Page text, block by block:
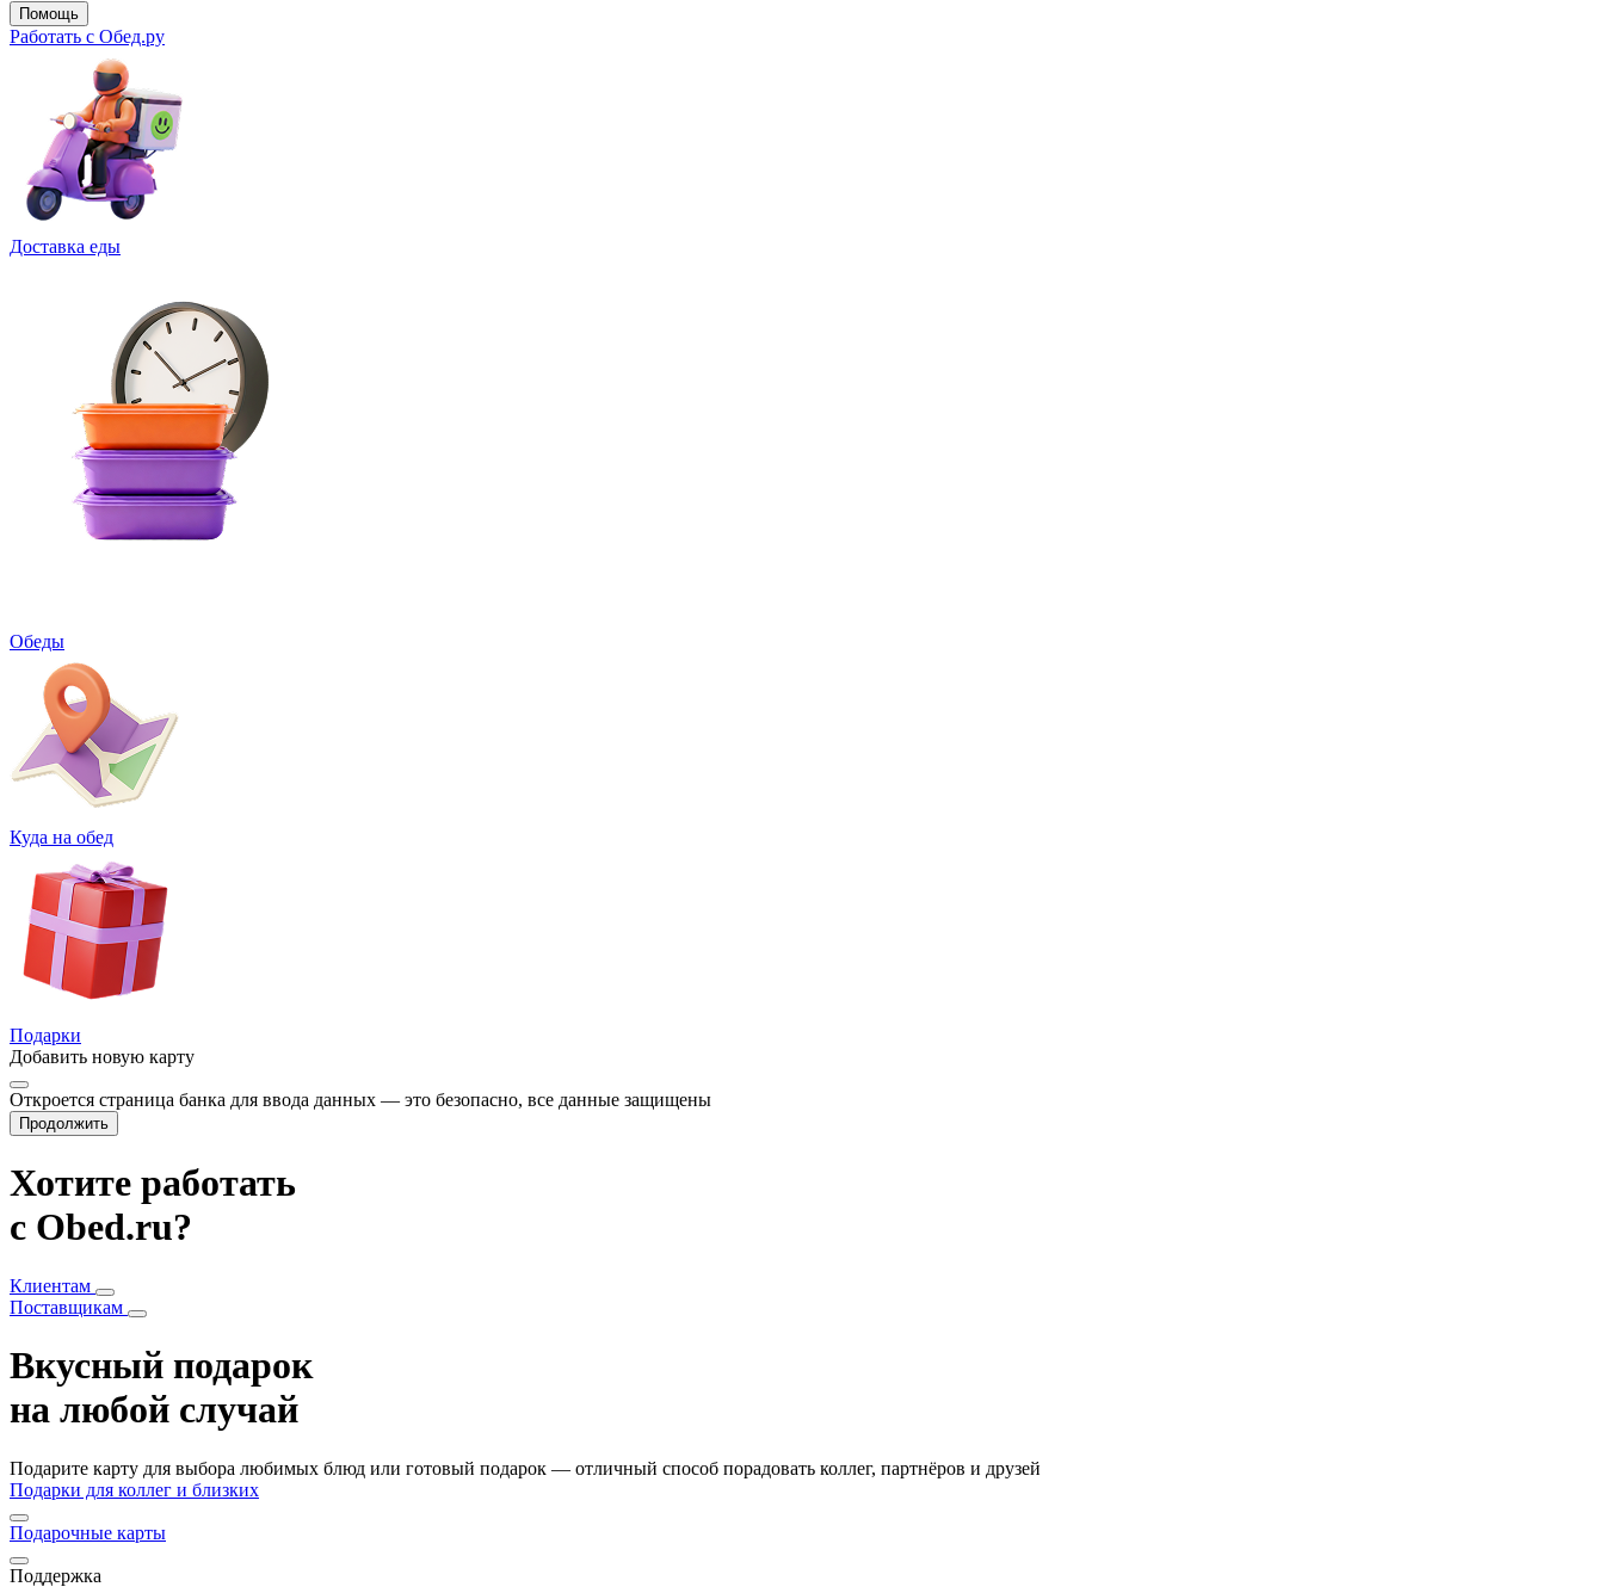
Помощь
Работать с Обед.ру
Доставка еды
Обеды
Куда на обед
Подарки
Добавить новую карту
Откроется страница банка для ввода данных — это безопасно, все данные защищены
Продолжить
Хотите работать
с Obed.ru?
Клиентам
Поставщикам
Вкусный подарок
на любой случай
Подарите карту для выбора любимых блюд или готовый подарок — отличный способ порадовать коллег, партнёров и друзей
Подарки для коллег и близких
Подарочные карты
Поддержка